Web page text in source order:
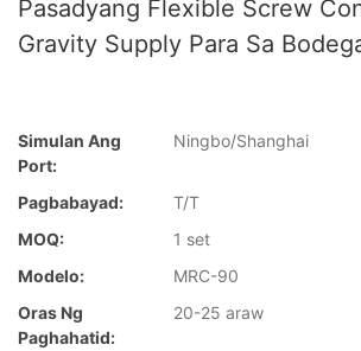
Pasadyang Flexible Screw
Gravity Supply Para Sa
Simulan Ang
Port:
Ningbo/Shanghai
Pagbabayad:
T/T
MOQ:
1 set
Modelo:
MRC-90
Oras Ng
Paghahatid:
20-25 araw